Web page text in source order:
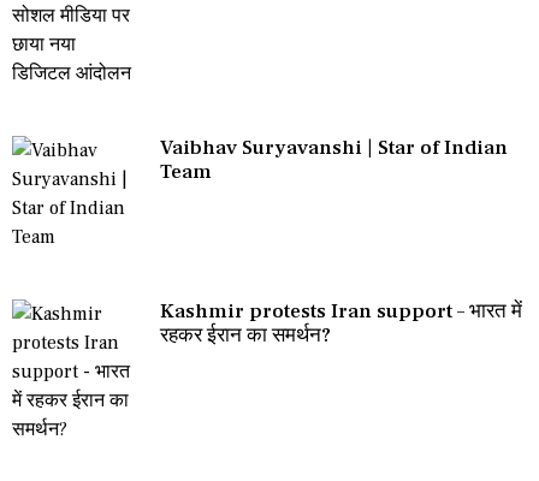
Vaibhav Suryavanshi | Star of Indian
Team
Kashmir protests Iran support – भारत में
रहकर ईरान का समर्थन?